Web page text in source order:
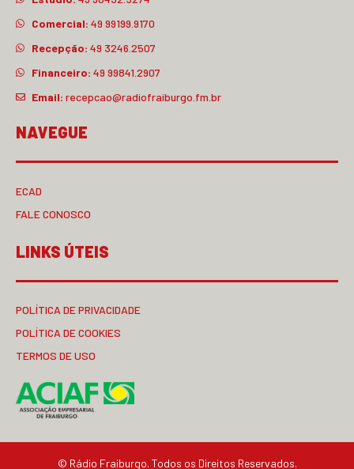
Comercial: 49 99199.9170
Recepção: 49 3246.2507
Financeiro: 49 99841.2907
Email: recepcao@radiofraiburgo.fm.br
NAVEGUE
ECAD
FALE CONOSCO
LINKS ÚTEIS
POLÍTICA DE PRIVACIDADE
POLÍTICA DE COOKIES
TERMOS DE USO
© Rádio Fraiburgo. Todos os Direitos Reservados.